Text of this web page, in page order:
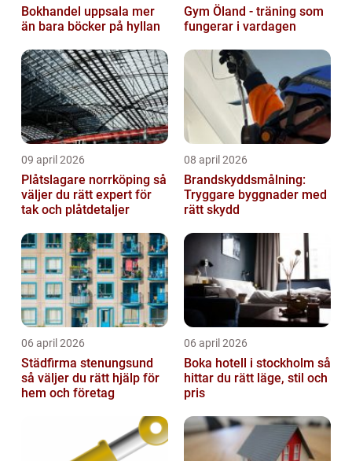
Bokhandel uppsala mer
än bara böcker på hyllan
Gym Öland - träning som
fungerar i vardagen
09 april 2026
Plåtslagare norrköping så
väljer du rätt expert för
tak och plåtdetaljer
08 april 2026
Brandskyddsmålning:
Tryggare byggnader med
rätt skydd
06 april 2026
Städfirma stenungsund
så väljer du rätt hjälp för
hem och företag
06 april 2026
Boka hotell i stockholm så
hittar du rätt läge, stil och
pris